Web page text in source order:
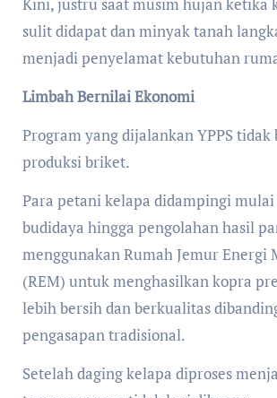
sulit didapat dan minyak tanah
menjadi penyelamat kebutuhan
Limbah Bernilai Ekonomi
Program yang dijalankan YPPS tidak
produksi briket.
Para petani kelapa didampingi mulai
budidaya hingga pengolahan hasil
menggunakan Rumah Jemur Energi
(REM) untuk menghasilkan kopra
lebih bersih dan berkualitas
pengasapan tradisional.
Setelah daging kelapa diproses